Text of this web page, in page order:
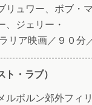
ュワー、ボブ・
、ジェリー・
リア映画／９０分
ト・ラブ）
ルボルン郊外フィ